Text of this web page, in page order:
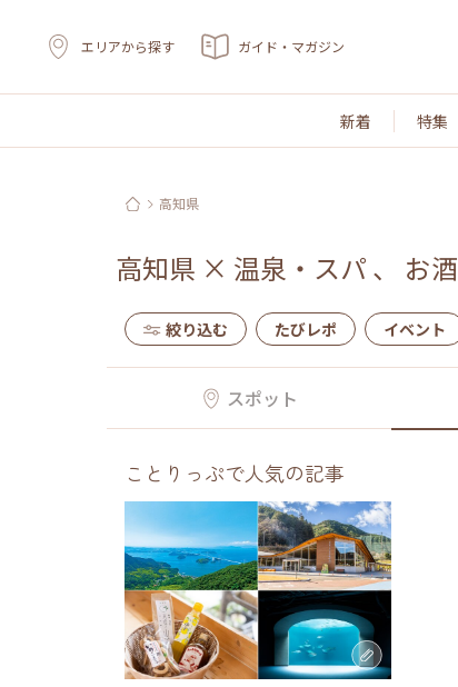
エリアから探す ガイド・マガジン
新着 特集
高知県
高知県 × 温泉・スパ 、 お酒
絞り込む たびレポ イベント
スポット
ことりっぷで人気の記事